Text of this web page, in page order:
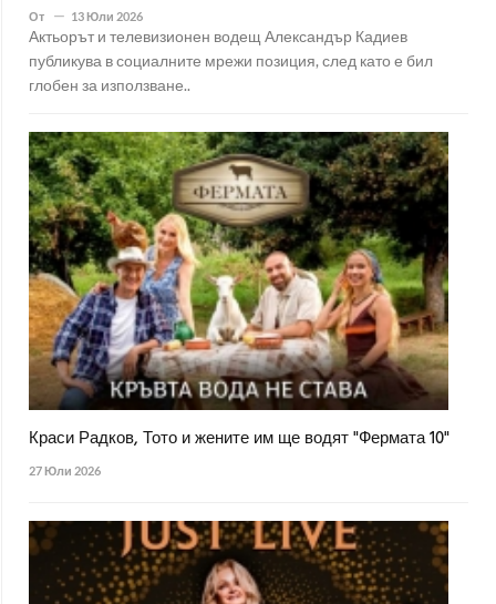
От 13 Юли 2026
Актьорът и телевизионен водещ Александър Кадиев
публикува в социалните мрежи позиция, след като е бил
глобен за използване..
Краси Радков, Тото и жените им ще водят "Фермата 10"
27 Юли 2026